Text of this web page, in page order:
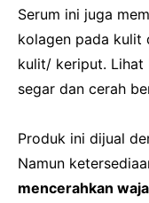
Serum ini juga
kolagen pada kulit
kulit/ keriput. Lihat
segar dan cerah
Produk ini dijual
Namun
mencerahkan waja